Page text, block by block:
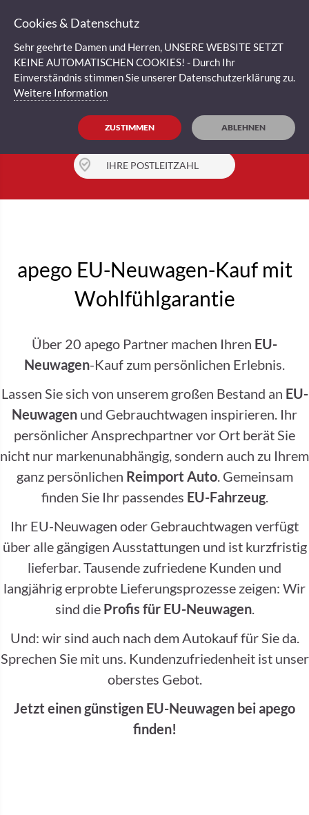
Der schnellste Weg zu Ihrem
Neuwagen
IHRE POSTLEITZAHL
apego EU-Neuwagen-Kauf mit
Wohlfühlgarantie
Über 20 apego Partner machen Ihren EU-
Neuwagen-Kauf zum persönlichen Erlebnis.
Lassen Sie sich von unserem großen Bestand an EU-
Neuwagen und Gebrauchtwagen inspirieren. Ihr
persönlicher Ansprechpartner vor Ort berät Sie
nicht nur markenunabhängig, sondern auch zu Ihrem
ganz persönlichen Reimport Auto. Gemeinsam
finden Sie Ihr passendes EU-Fahrzeug.
Ihr EU-Neuwagen oder Gebrauchtwagen verfügt
über alle gängigen Ausstattungen und ist kurzfristig
lieferbar. Tausende zufriedene Kunden und
langjährig erprobte Lieferungsprozesse zeigen: Wir
sind die Profis für EU-Neuwagen.
Und: wir sind auch nach dem Autokauf für Sie da.
Sprechen Sie mit uns. Kundenzufriedenheit ist unser
oberstes Gebot.
Jetzt einen günstigen EU-Neuwagen bei apego
finden!
Cookies & Datenschutz
Sehr geehrte Damen und Herren, UNSERE WEBSITE SETZT
KEINE AUTOMATISCHEN COOKIES! - Durch Ihr
Einverständnis stimmen Sie unserer Datenschutzerklärung zu.
Weitere Information
ZUSTIMMEN ABLEHNEN